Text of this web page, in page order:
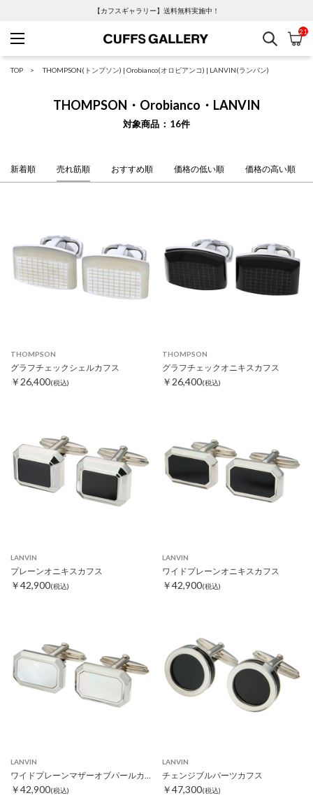
【カフスギャラリー】送料無料実施中！
Cuffs Gallery
検索 カ
21
TOP THOMPSON(トンプソン) | Orobianco(オロビアンコ) | LANVIN(ランバン)
THOMPSON・Orobianco・LANVIN
対象商品 16件
新着順 売れ筋順 おすすめ順 価格の低い順 価格の高い順
THOMPSON
グラフチェックシェルカフス
￥26,400(税込)
THOMPSON
グラフチェックオニキスカフス
￥26,400(税込)
LANVIN
プレーンオニキスカフス
￥42,900(税込)
LANVIN
ワイドプレーンオニキスカフス
￥42,900(税込)
LANVIN
￥42,900(税込)
LANVIN
チェンジブルパーツカフス
￥47,300(税込)